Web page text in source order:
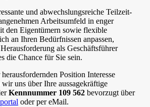
und abwechslungsreiche Teilzeit-
Arbeitsumfeld in enger
den Eigentümern sowie flexible
an Ihren Bedürfnissen anpassen,
als Geschäftsführer
die Chance für Sie sein.
Position Interesse
uns über Ihre aussagekräftige
Kennnummer 109 562 bevorzugt über
oder per eMail.